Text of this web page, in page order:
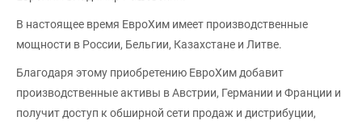
В настоящее время ЕвроХим имеет производственные
мощности в России, Бельгии, Казахстане и Литве.
Благодаря этому приобретению ЕвроХим добавит
производственные активы в Австрии, Германии и Франции и
получит доступ к обширной сети продаж и дистрибуции,